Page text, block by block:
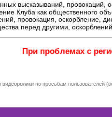
высказываний,
Клуба как общественного
провокация, оскорбление,
перед другими,
При проблемах с
по просьбам пользователей